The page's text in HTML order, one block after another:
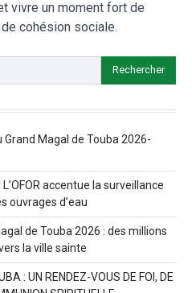
vivre un moment fort de
cohésion sociale.
Magal de Touba 2026-
accentue la surveillance
ouvrages d’eau
de Touba 2026 : des millions
la ville sainte
: UN RENDEZ-VOUS DE FOI, DE